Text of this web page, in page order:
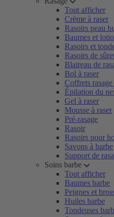
Tout afficher
Crème à raser
Rasoirs peau
Baumes et
Rasoirs et
Rasoirs de
Blaireau de
Bol à raser
Coffrets
Épilation du
Gel à raser
Mousse à raser
Pré-rasage
Rasoir
Rasoirs pour
Savons à barbe
Support de
Soins barbe
Tout afficher
Baumes barbe
Peignes et
Huiles barbe
Tondeuses